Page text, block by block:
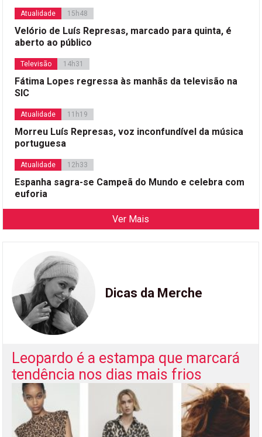
Atualidade 15h48
Velório de Luís Represas, marcado para quinta, é
aberto ao público
Televisão 14h31
Fátima Lopes regressa às manhãs da televisão na
SIC
Atualidade 11h19
Morreu Luís Represas, voz inconfundível da música
portuguesa
Atualidade 12h33
Espanha sagra-se Campeã do Mundo e celebra com
euforia
Ver Mais
Dicas da Merche
Leopardo é a estampa que marcará
tendência nos dias mais frios